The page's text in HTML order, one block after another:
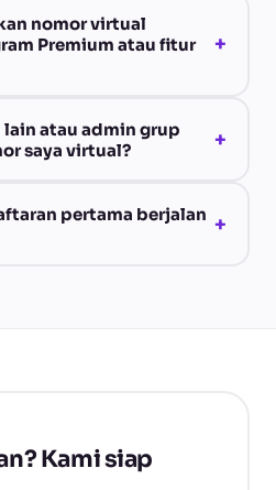
nomor virtual
Premium atau fitur
+
atau admin grup
saya virtual?
+
pertama berjalan +
Kami siap